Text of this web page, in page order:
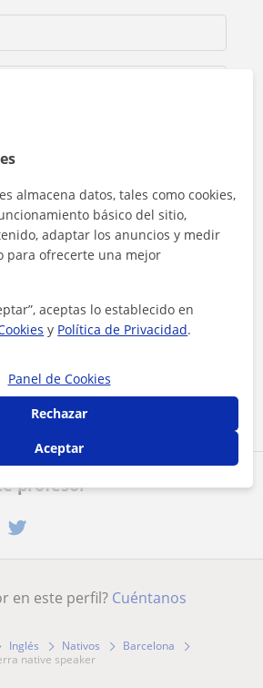
profesor
nuestroaviso legaly deprivacidad
Contactar ahora
en este perfil? Cuéntanos
Inglés Nativos
Barcelona
native speaker
almacena datos, tales como cookies,
básico del sitio,
adaptar los anuncios y medir
para ofrecerte una mejor
aceptas lo establecido en
y Política de Privacidad.
Panel de Cookies
Rechazar
Aceptar